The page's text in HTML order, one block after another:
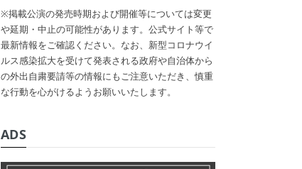
※掲載公演の発売時期および開催等については変更
や延期・中止の可能性があります。公式サイト等で
最新情報をご確認ください。なお、新型コロナウイ
ルス感染拡大を受けて発表される政府や自治体から
の外出自粛要請等の情報にもご注意いただき、慎重
な行動を心がけるようお願いいたします。
ADS